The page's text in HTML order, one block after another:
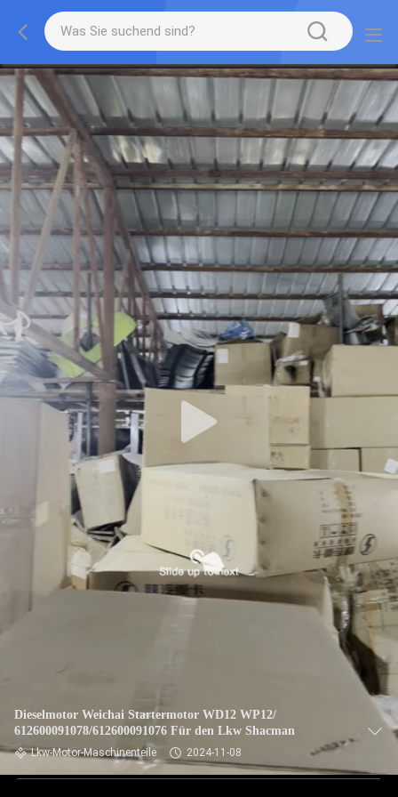
Dieselmotor Weichai Startermotor WD12 WP12/
612600091078/612600091076 Für den Lkw Shacman
Lkw-Motor-Maschinenteile 2024-11-08